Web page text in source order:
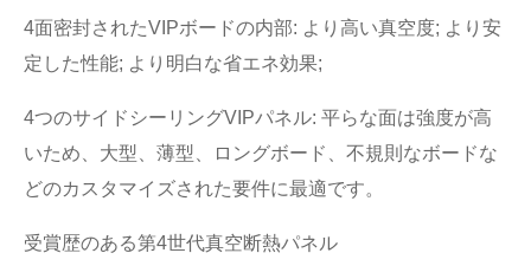
4面密封されたVIPボードの内部: より高い真空度; より安
定した性能; より明白な省エネ効果;
4つのサイドシーリングVIPパネル: 平らな面は強度が高
いため、大型、薄型、ロングボード、不規則なボードな
どのカスタマイズされた要件に最適です。
受賞歴のある第4世代真空断熱パネル